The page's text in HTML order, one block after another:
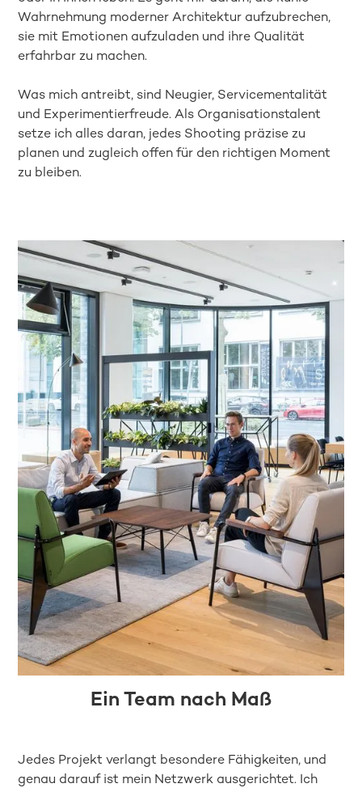
Wahrnehmung moderner Architektur aufzubrechen,
sie mit Emotionen aufzuladen und ihre Qualität
erfahrbar zu machen.
Was mich antreibt, sind Neugier, Servicementalität
und Experimentierfreude. Als Organisationstalent
setze ich alles daran, jedes Shooting präzise zu
planen und zugleich offen für den richtigen Moment
zu bleiben.
Ein Team nach Maß
Jedes Projekt verlangt besondere Fähigkeiten, und
genau darauf ist mein Netzwerk ausgerichtet. Ich